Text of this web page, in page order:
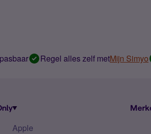
Regel alles zelf metMijn Simyo
Apple